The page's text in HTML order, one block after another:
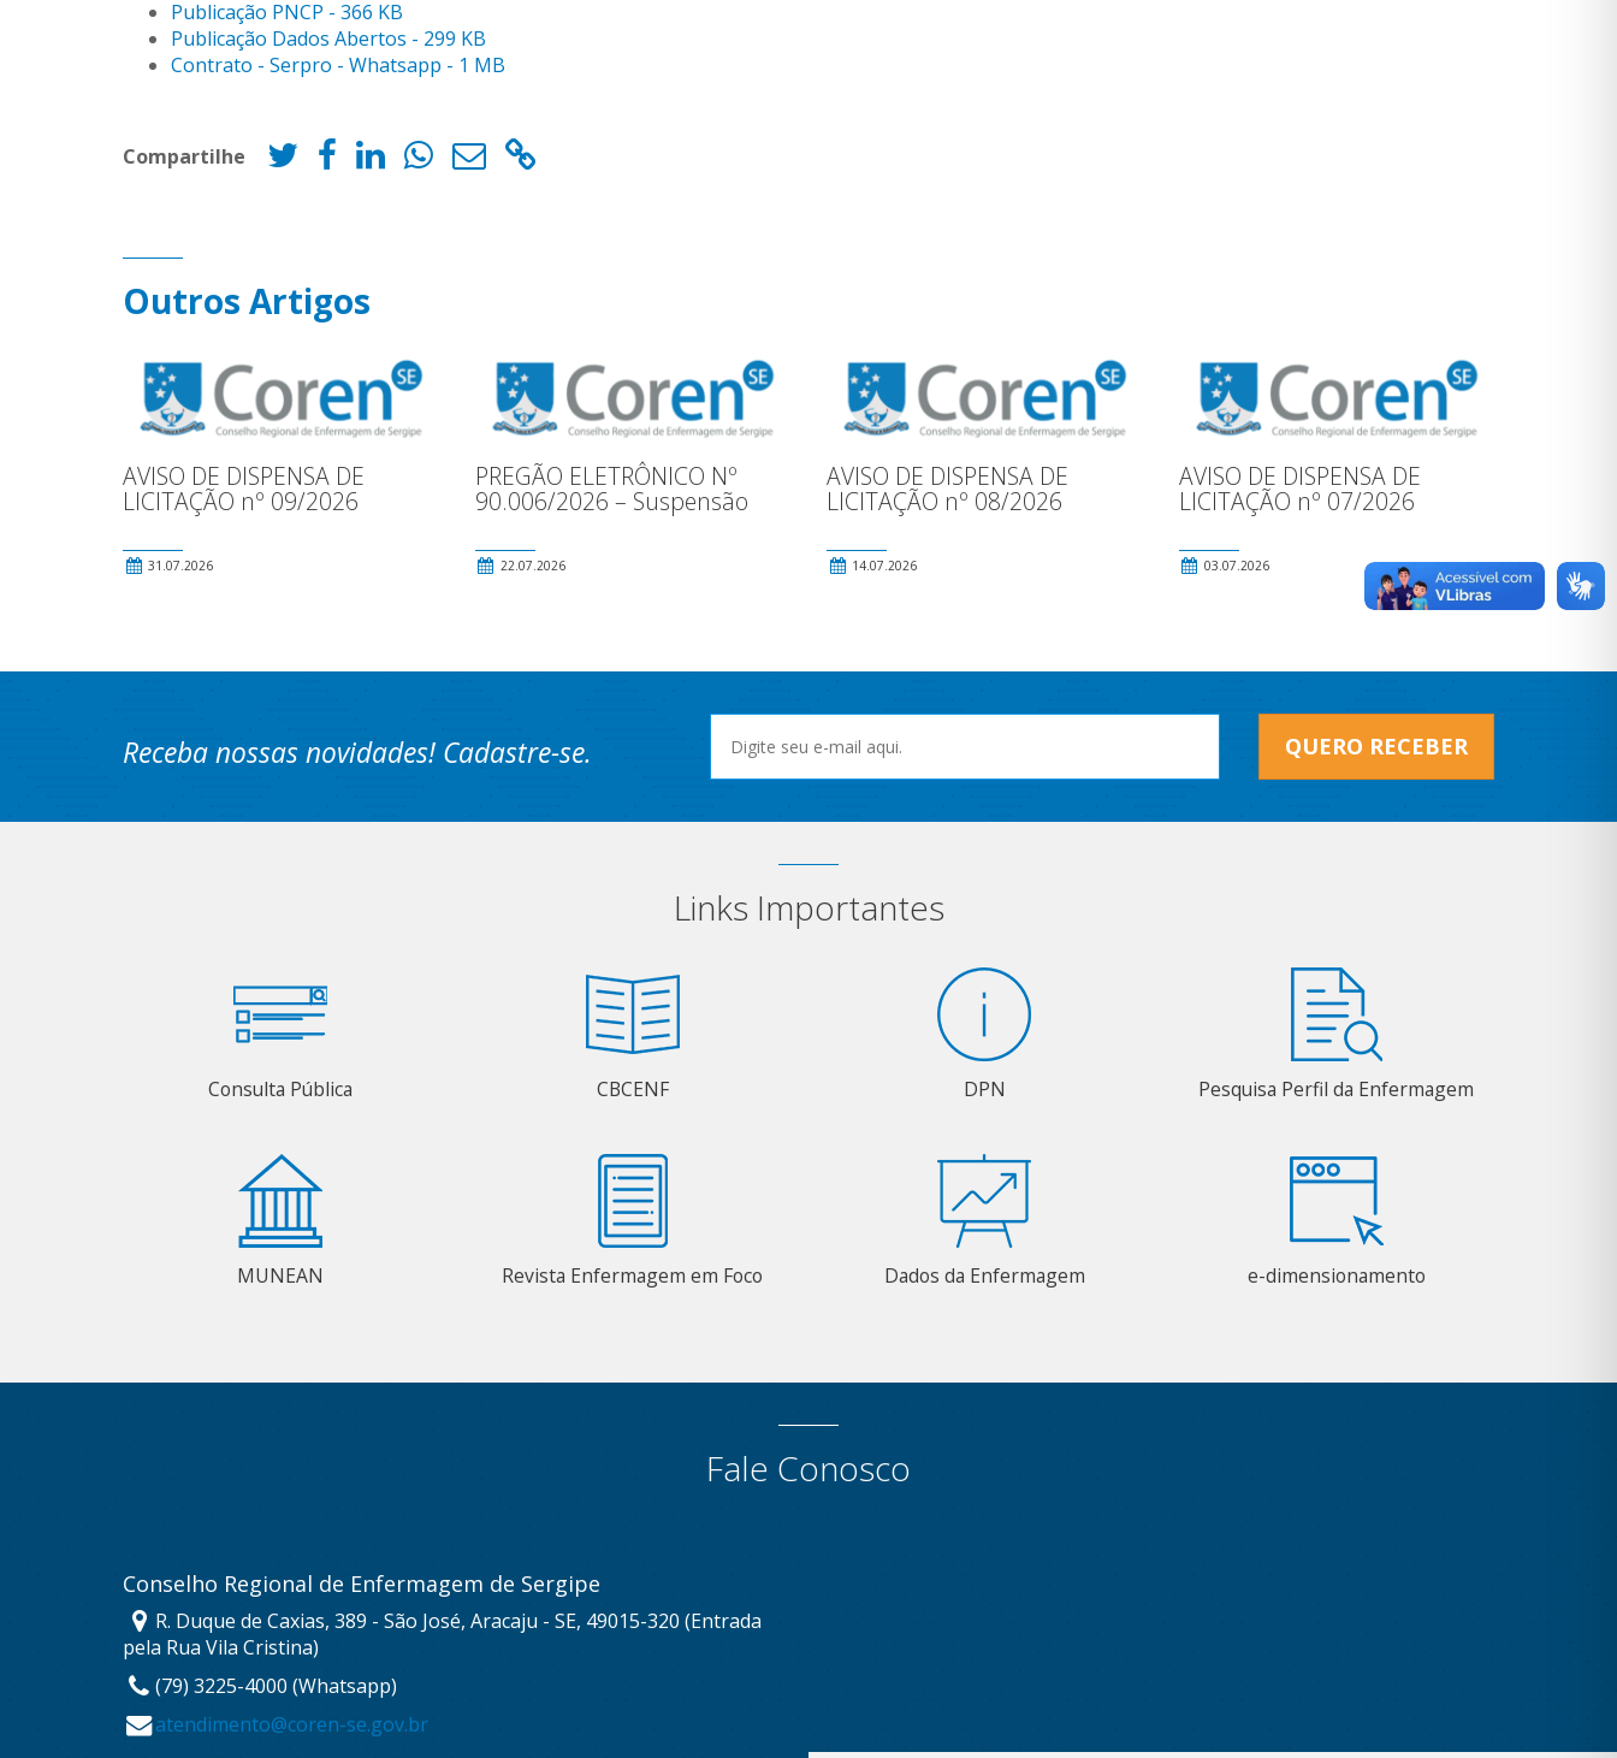
Publicação PNCP - 366 KB
Publicação Dados Abertos - 299 KB
Contrato - Serpro - Whatsapp - 1 MB
Compartilhe
Outros Artigos
AVISO DE DISPENSA DE
LICITAÇÃO nº 09/2026
31.07.2026
PREGÃO ELETRÔNICO Nº
90.006/2026 – Suspensão
22.07.2026
AVISO DE DISPENSA DE
LICITAÇÃO nº 08/2026
14.07.2026
AVISO DE DISPENSA DE
LICITAÇÃO nº 07/2026
03.07.2026
Receba nossas novidades! Cadastre-se. QUERO RECEBER
Links Importantes
Consulta Pública CBCENF DPN Pesquisa Perfil da Enfermagem
MUNEAN Revista Enfermagem em Foco Dados da Enfermagem e-dimensionamento
Fale Conosco
Conselho Regional de Enfermagem de Sergipe
R. Duque de Caxias, 389 - São José, Aracaju - SE, 49015-320 (Entrada
pela Rua Vila Cristina)
(79) 3225-4000 (Whatsapp)
atendimento@coren-se.gov.br